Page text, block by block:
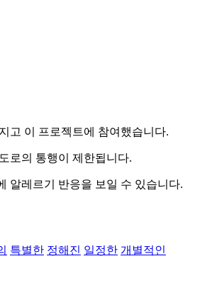
고 이 프로젝트에 참여했습니다.
로의 통행이 제한됩니다.
알레르기 반응을 보일 수 있습니다.
특별한 정해진 일정한 개별적인